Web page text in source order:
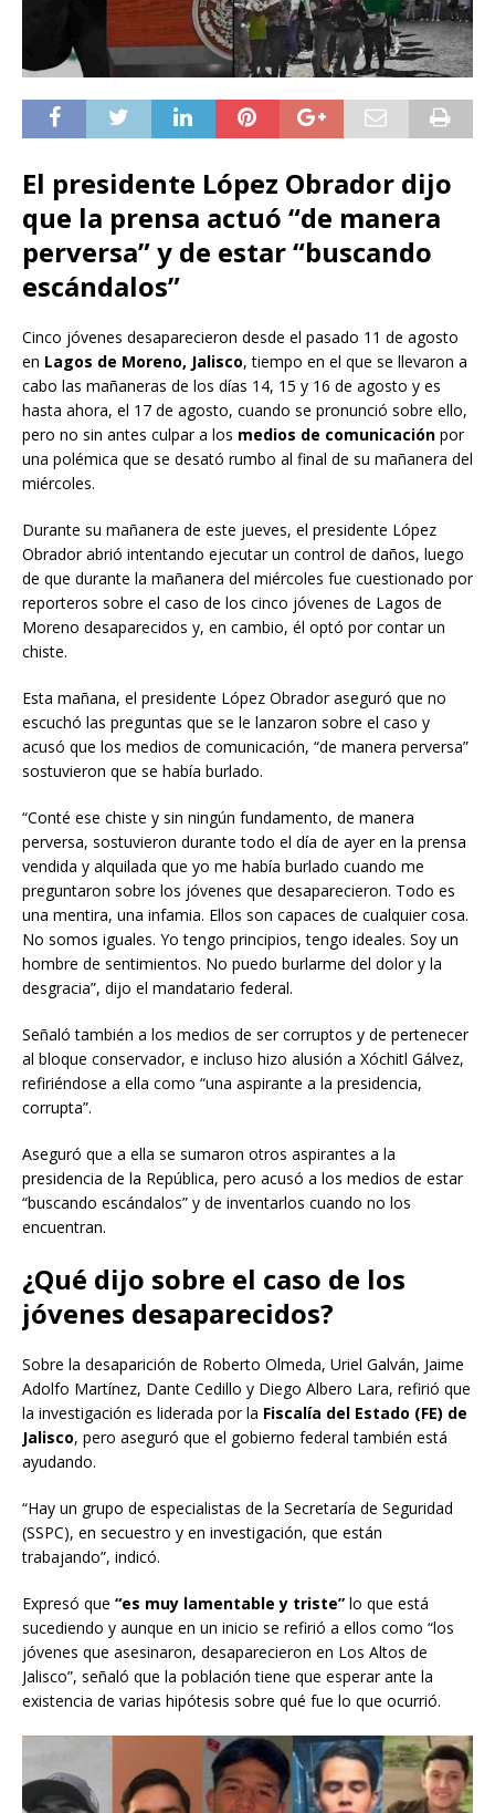
El presidente López Obrador dijo
que la prensa actuó “de manera
perversa” y de estar “buscando
escándalos”
Cinco jóvenes desaparecieron desde el pasado 11 de agosto
en Lagos de Moreno, Jalisco, tiempo en el que se llevaron a
cabo las mañaneras de los días 14, 15 y 16 de agosto y es
hasta ahora, el 17 de agosto, cuando se pronunció sobre ello,
pero no sin antes culpar a los medios de comunicación por
una polémica que se desató rumbo al final de su mañanera del
miércoles.
Durante su mañanera de este jueves, el presidente López
Obrador abrió intentando ejecutar un control de daños, luego
de que durante la mañanera del miércoles fue cuestionado por
reporteros sobre el caso de los cinco jóvenes de Lagos de
Moreno desaparecidos y, en cambio, él optó por contar un
chiste.
Esta mañana, el presidente López Obrador aseguró que no
escuchó las preguntas que se le lanzaron sobre el caso y
acusó que los medios de comunicación, “de manera perversa”
sostuvieron que se había burlado.
“Conté ese chiste y sin ningún fundamento, de manera
perversa, sostuvieron durante todo el día de ayer en la prensa
vendida y alquilada que yo me había burlado cuando me
preguntaron sobre los jóvenes que desaparecieron. Todo es
una mentira, una infamia. Ellos son capaces de cualquier cosa.
No somos iguales. Yo tengo principios, tengo ideales. Soy un
hombre de sentimientos. No puedo burlarme del dolor y la
desgracia”, dijo el mandatario federal.
Señaló también a los medios de ser corruptos y de pertenecer
al bloque conservador, e incluso hizo alusión a Xóchitl Gálvez,
refiriéndose a ella como “una aspirante a la presidencia,
corrupta”.
Aseguró que a ella se sumaron otros aspirantes a la
presidencia de la República, pero acusó a los medios de estar
“buscando escándalos” y de inventarlos cuando no los
encuentran.
¿Qué dijo sobre el caso de los
jóvenes desaparecidos?
Sobre la desaparición de Roberto Olmeda, Uriel Galván, Jaime
Adolfo Martínez, Dante Cedillo y Diego Albero Lara, refirió que
la investigación es liderada por la Fiscalía del Estado (FE) de
Jalisco, pero aseguró que el gobierno federal también está
ayudando.
“Hay un grupo de especialistas de la Secretaría de Seguridad
(SSPC), en secuestro y en investigación, que están
trabajando”, indicó.
Expresó que “es muy lamentable y triste” lo que está
sucediendo y aunque en un inicio se refirió a ellos como “los
jóvenes que asesinaron, desaparecieron en Los Altos de
Jalisco”, señaló que la población tiene que esperar ante la
existencia de varias hipótesis sobre qué fue lo que ocurrió.